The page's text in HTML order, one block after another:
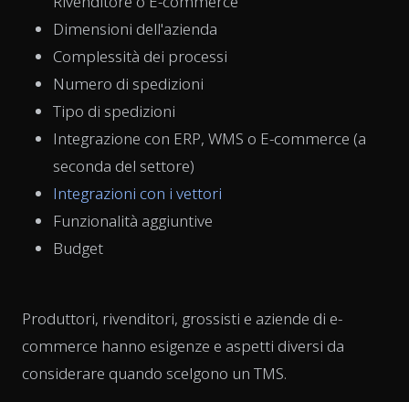
Dimensioni dell'azienda
Complessità dei processi
Numero di spedizioni
Tipo di spedizioni
Integrazione con ERP, WMS o E-commerce (a
seconda del settore)
Integrazioni con i vettori
Funzionalità aggiuntive
Budget
Produttori, rivenditori, grossisti e aziende di e-
commerce hanno esigenze e aspetti diversi da
considerare quando scelgono un TMS.